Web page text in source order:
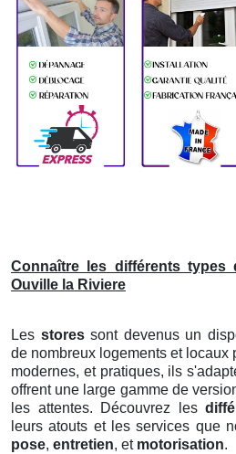
Connaître les différents
Ouville la Riviere
Les storessont devenus un
de nombreux logements et locaux
modernes, et pratiques, ils
offrent une large gamme de
les attentes. Découvrez les
leurs atouts et les services que
pose, entretien, et motorisation.